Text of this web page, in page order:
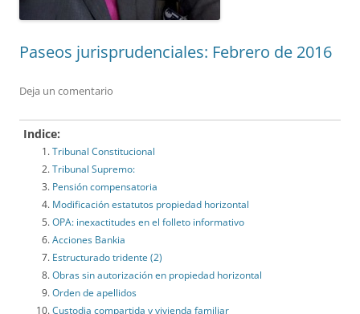
Paseos jurisprudenciales: Febrero de 2016
Deja un comentario
Indice:
Tribunal Constitucional
Tribunal Supremo:
Pensión compensatoria
Modificación estatutos propiedad horizontal
OPA: inexactitudes en el folleto informativo
Acciones Bankia
Estructurado tridente (2)
Obras sin autorización en propiedad horizontal
Orden de apellidos
Custodia compartida y vivienda familiar